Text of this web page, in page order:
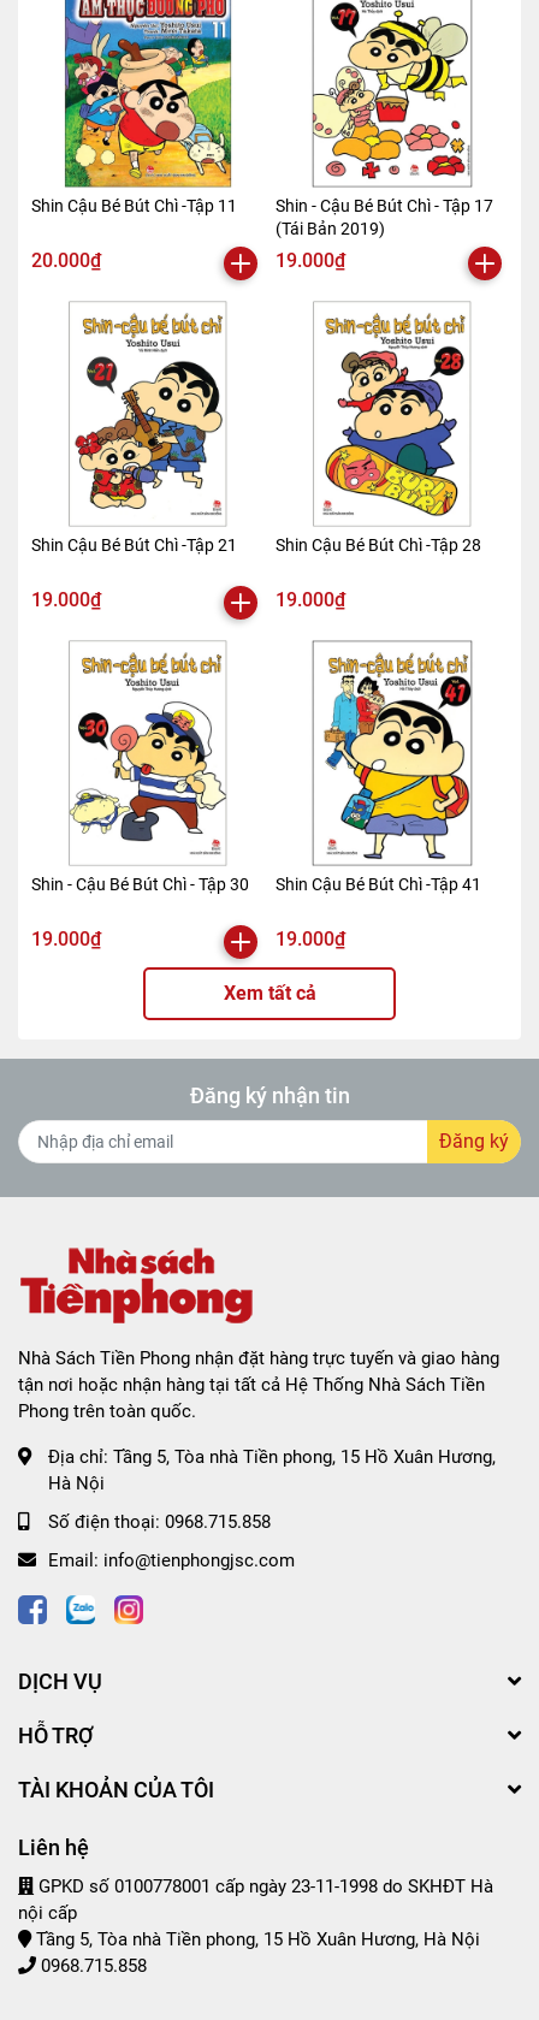
Shin Cậu Bé Bút Chì -Tập 11
20.000₫
Shin - Cậu Bé Bút Chì - Tập 17
(Tái Bản 2019)
19.000₫
Shin Cậu Bé Bút Chì -Tập 21
19.000₫
Shin Cậu Bé Bút Chì -Tập 28
19.000₫
Shin - Cậu Bé Bút Chì - Tập 30
19.000₫
Shin Cậu Bé Bút Chì -Tập 41
19.000₫
Xem tất cả
Đăng ký nhận tin
Đăng ký
Nhà Sách Tiền Phong nhận đặt hàng trực tuyến và giao hàng
tận nơi hoặc nhận hàng tại tất cả Hệ Thống Nhà Sách Tiền
Phong trên toàn quốc.
Địa chỉ: Tầng 5, Tòa nhà Tiền phong, 15 Hồ Xuân Hương,
Hà Nội
Số điện thoại: 0968.715.858
Email: info@tienphongjsc.com
DỊCH VỤ
HỖ TRỢ
TÀI KHOẢN CỦA TÔI
Liên hệ
GPKD số 0100778001 cấp ngày 23-11-1998 do SKHĐT Hà
nội cấp
Tầng 5, Tòa nhà Tiền phong, 15 Hồ Xuân Hương, Hà Nội
0968.715.858